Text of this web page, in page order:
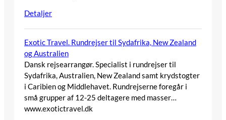
Detaljer
Exotic Travel. Rundrejser til Sydafrika, New Zealand
og Australien
Dansk rejsearrangør. Specialist i rundrejser til
Sydafrika, Australien, New Zealand samt krydstogter
i Caribien og Middlehavet. Rundrejserne foregår i
små grupper af 12-25 deltagere med masser…
www.exotictravel.dk